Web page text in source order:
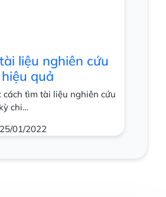
liệu nghiên cứu
quả
cách tìm tài liệu nghiên cứu
chi…
25/01/2022